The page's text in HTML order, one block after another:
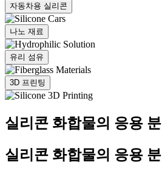
자동차용 실리콘
나노 재료
유리 섬유
3D 프린팅
실리콘 화합물의 응용
실리콘 화합물의 응용